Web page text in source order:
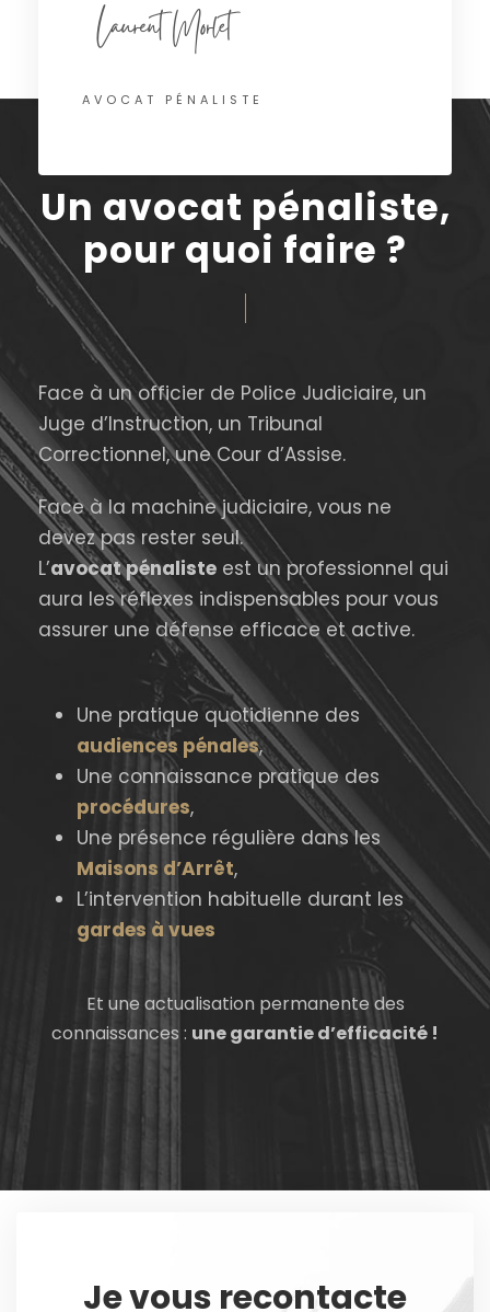
AVOCAT PÉNALISTE
Un avocat pénaliste,
pour quoi faire ?
Face à un officier de Police Judiciaire, un
Juge d’Instruction, un Tribunal
Correctionnel, une Cour d’Assise.
Face à la machine judiciaire, vous ne
devez pas rester seul.
L’avocat pénaliste est un professionnel qui
aura les réflexes indispensables pour vous
assurer une défense efficace et active.
Une pratique quotidienne des
audiences pénales,
Une connaissance pratique des
procédures,
Une présence régulière dans les
Maisons d’Arrêt,
L’intervention habituelle durant les
gardes à vues
Et une actualisation permanente des
connaissances : une garantie d’efficacité !
Je vous recontacte